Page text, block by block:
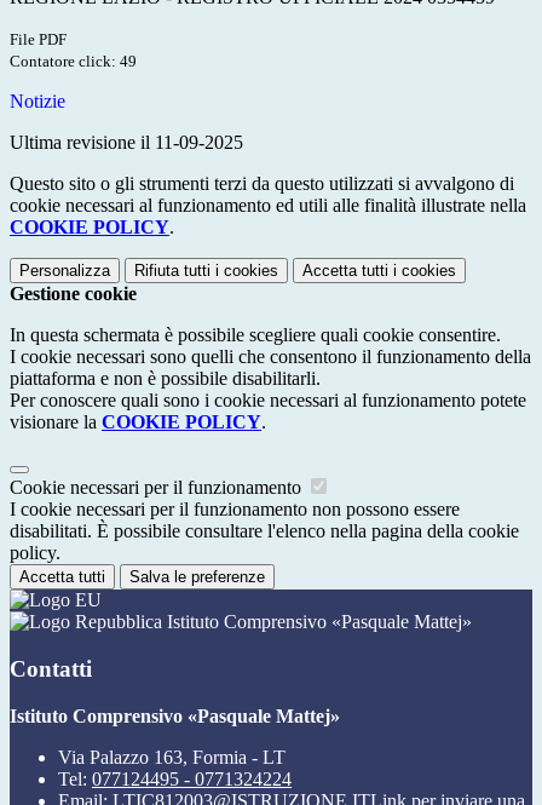
File PDF
Contatore click: 49
Notizie
Ultima revisione il 11-09-2025
Questo sito o gli strumenti terzi da questo utilizzati si avvalgono di
cookie necessari al funzionamento ed utili alle finalità illustrate nella
COOKIE POLICY.
Personalizza Rifiuta tutti i cookies Accetta tutti i cookies
Gestione cookie
In questa schermata è possibile scegliere quali cookie consentire.
I cookie necessari sono quelli che consentono il funzionamento della
piattaforma e non è possibile disabilitarli.
Per conoscere quali sono i cookie necessari al funzionamento potete
visionare la COOKIE POLICY.
Cookie necessari per il funzionamento
I cookie necessari per il funzionamento non possono essere
disabilitati. È possibile consultare l'elenco nella pagina della cookie
policy.
Accetta tutti Salva le preferenze
Istituto Comprensivo «Pasquale Mattej»
Contatti
Istituto Comprensivo «Pasquale Mattej»
Via Palazzo 163, Formia - LT
Tel: 077124495 - 0771324224
Email: LTIC812003@ISTRUZIONE.ITLink per inviare una